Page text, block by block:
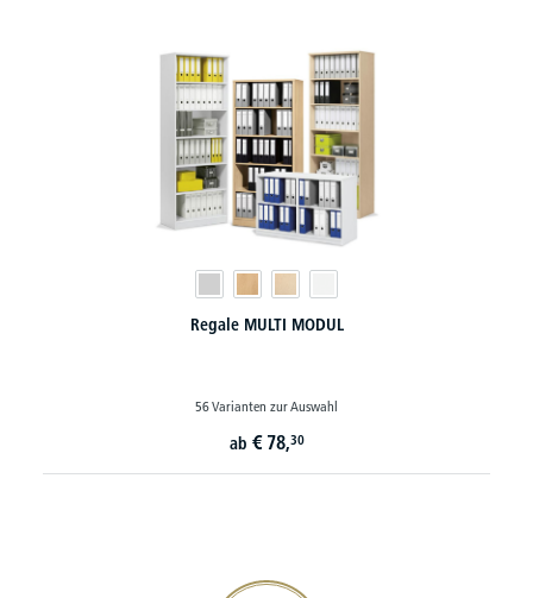
Regale MULTI MODUL
56 Varianten zur Auswahl
ab € 78,30
20€ Gutschein sichern